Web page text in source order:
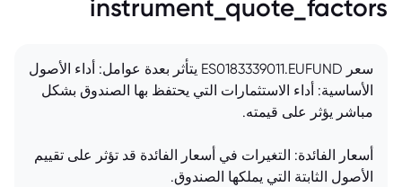
instrument_quote_factors
سعر ES0183339011.EUFUND يتأثر بعدة عوامل: أداء الأصول
الأساسية: أداء الاستثمارات التي يحتفظ بها الصندوق بشكل
مباشر يؤثر على قيمته.
أسعار الفائدة: التغيرات في أسعار الفائدة قد تؤثر على تقييم
الأصول الثابتة التي يملكها الصندوق.